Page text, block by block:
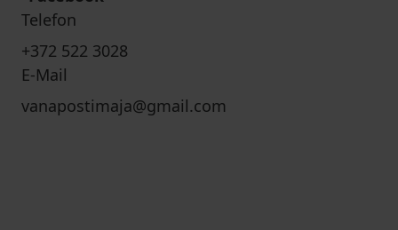
Telefon
+372 522 3028
E-Mail
vanapostimaja@gmail.com